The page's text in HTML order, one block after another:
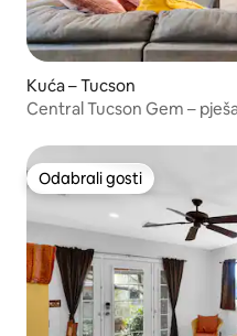
Kuća – Tucson
Central Tucson Gem –
Odabrali gosti
Odabrali gosti